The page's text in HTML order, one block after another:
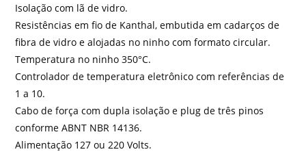
Isolação com lã de vidro.
Resistências em fio de Kanthal, embutida em cadarços de
fibra de vidro e alojadas no ninho com formato circular.
Temperatura no ninho 350°C.
Controlador de temperatura eletrônico com referências de
1 a 10.
Cabo de força com dupla isolação e plug de três pinos
conforme ABNT NBR 14136.
Alimentação 127 ou 220 Volts.